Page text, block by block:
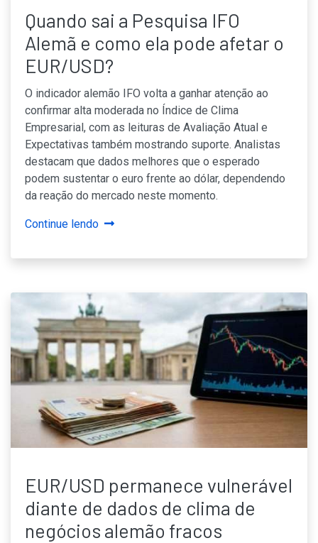
Quando sai a Pesquisa IFO
Alemã e como ela pode afetar o
EUR/USD?
O indicador alemão IFO volta a ganhar atenção ao
confirmar alta moderada no Índice de Clima
Empresarial, com as leituras de Avaliação Atual e
Expectativas também mostrando suporte. Analistas
destacam que dados melhores que o esperado
podem sustentar o euro frente ao dólar, dependendo
da reação do mercado neste momento.
Continue lendo
EUR/USD permanece vulnerável
diante de dados de clima de
negócios alemão fracos